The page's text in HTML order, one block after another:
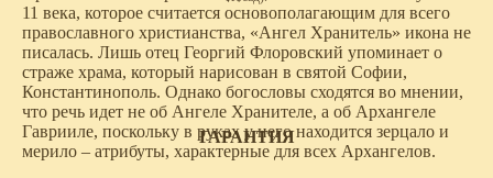
ГАРАНТИЯ
11 века, которое считается основополагающим для всего
православного христианства, «Ангел Хранитель» икона не
писалась. Лишь отец Георгий Флоровский упоминает о
страже храма, который нарисован в святой Софии,
Константинополь. Однако богословы сходятся во мнении,
что речь идет не об Ангеле Хранителе, а об Архангеле
Гаврииле, поскольку в руках у него находится зерцало и
мерило – атрибуты, характерные для всех Архангелов.